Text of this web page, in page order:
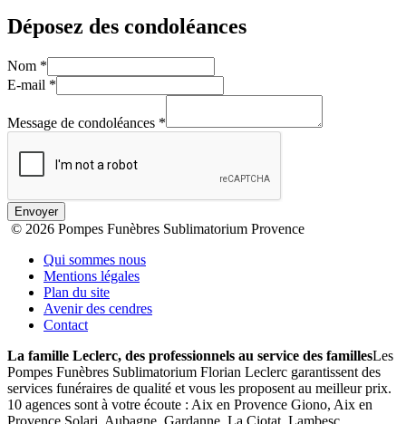
Déposez des condoléances
Nom *
E-mail *
Message de condoléances *
Envoyer
© 2026 Pompes Funèbres Sublimatorium Provence
Qui sommes nous
Mentions légales
Plan du site
Avenir des cendres
Contact
La famille Leclerc, des professionnels au service des famillesLes
Pompes Funèbres Sublimatorium Florian Leclerc garantissent des
services funéraires de qualité et vous les proposent au meilleur prix.
10 agences sont à votre écoute : Aix en Provence Giono, Aix en
Provence Solari, Aubagne, Gardanne, La Ciotat, Lambesc,